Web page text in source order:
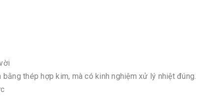
thép hợp kim, mà có kinh nghiệm xử lý nhiệt đúng.